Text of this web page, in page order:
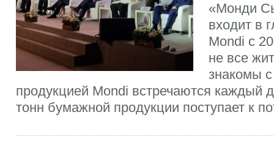
«Монди
входит в
Mondi с
не все
знакомы
продукцией Mondi встречаются каждый
тонн бумажной продукции поступает к